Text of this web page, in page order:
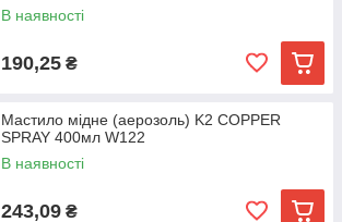
В наявності
190,25 ₴
Мастило мідне (аерозоль) K2 COPPER
SPRAY 400мл W122
В наявності
243,09 ₴